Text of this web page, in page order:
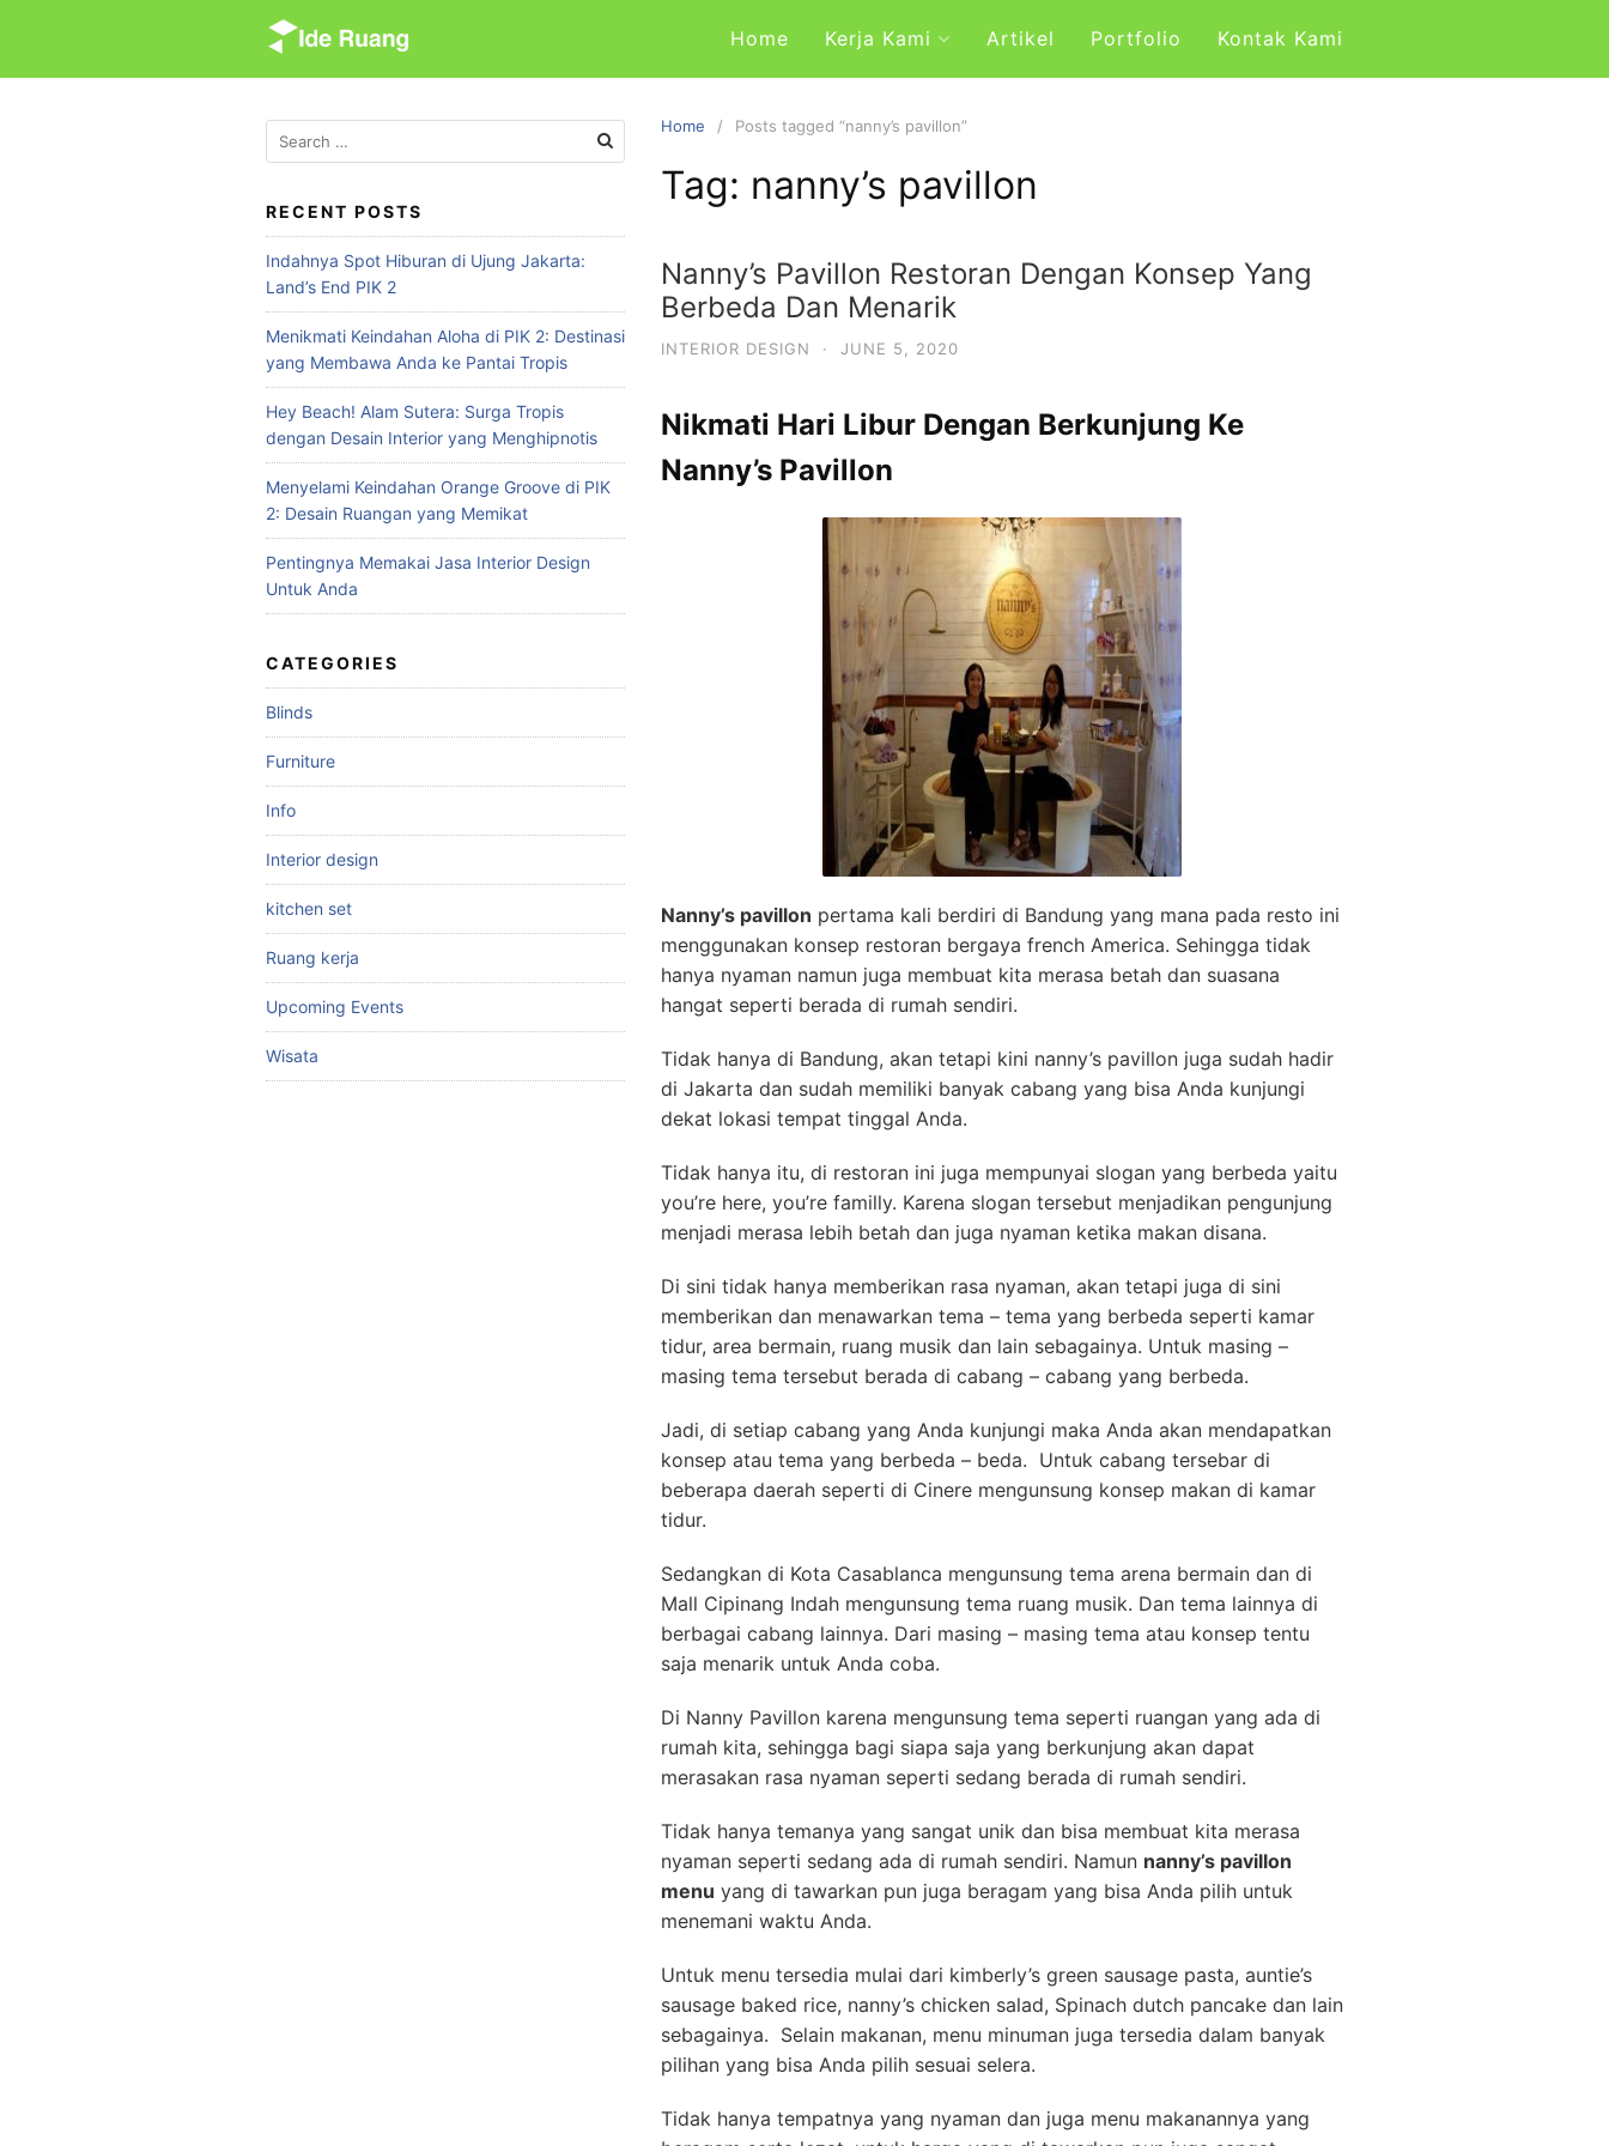
i
Home Kerja Kami Artikel Portfolio Kontak Kami
Home Posts tagged “nanny’s pavillon”
Tag: nanny’s pavillon
Nanny’s Pavillon Restoran Dengan Konsep Yang
Berbeda Dan Menarik
INTERIOR DESIGN · JUNE 5, 2020
Nikmati Hari Libur Dengan Berkunjung Ke
Nanny’s Pavillon
Nanny’s pavillon pertama kali berdiri di Bandung yang mana pada resto ini
menggunakan konsep restoran bergaya french America. Sehingga tidak
hanya nyaman namun juga membuat kita merasa betah dan suasana
hangat seperti berada di rumah sendiri.
Tidak hanya di Bandung, akan tetapi kini nanny’s pavillon juga sudah hadir
di Jakarta dan sudah memiliki banyak cabang yang bisa Anda kunjungi
dekat lokasi tempat tinggal Anda.
Tidak hanya itu, di restoran ini juga mempunyai slogan yang berbeda yaitu
you’re here, you’re familly. Karena slogan tersebut menjadikan pengunjung
menjadi merasa lebih betah dan juga nyaman ketika makan disana.
Di sini tidak hanya memberikan rasa nyaman, akan tetapi juga di sini
memberikan dan menawarkan tema – tema yang berbeda seperti kamar
tidur, area bermain, ruang musik dan lain sebagainya. Untuk masing –
masing tema tersebut berada di cabang – cabang yang berbeda.
Jadi, di setiap cabang yang Anda kunjungi maka Anda akan mendapatkan
konsep atau tema yang berbeda – beda. Untuk cabang tersebar di
beberapa daerah seperti di Cinere mengunsung konsep makan di kamar
tidur.
Sedangkan di Kota Casablanca mengunsung tema arena bermain dan di
Mall Cipinang Indah mengunsung tema ruang musik. Dan tema lainnya di
berbagai cabang lainnya. Dari masing – masing tema atau konsep tentu
saja menarik untuk Anda coba.
Di Nanny Pavillon karena mengunsung tema seperti ruangan yang ada di
rumah kita, sehingga bagi siapa saja yang berkunjung akan dapat
merasakan rasa nyaman seperti sedang berada di rumah sendiri.
Tidak hanya temanya yang sangat unik dan bisa membuat kita merasa
nyaman seperti sedang ada di rumah sendiri. Namun nanny’s pavillon
menu yang di tawarkan pun juga beragam yang bisa Anda pilih untuk
menemani waktu Anda.
Untuk menu tersedia mulai dari kimberly’s green sausage pasta, auntie’s
sausage baked rice, nanny’s chicken salad, Spinach dutch pancake dan lain
sebagainya. Selain makanan, menu minuman juga tersedia dalam banyak
pilihan yang bisa Anda pilih sesuai selera.
Tidak hanya tempatnya yang nyaman dan juga menu makanannya yang
e
r
c
h
f
o
r
:
RECENT POSTS
Indahnya Spot Hiburan di Ujung Jakarta:
Land’s End PIK 2
Menikmati Keindahan Aloha di PIK 2: Destinasi
yang Membawa Anda ke Pantai Tropis
Hey Beach! Alam Sutera: Surga Tropis
dengan Desain Interior yang Menghipnotis
Menyelami Keindahan Orange Groove di PIK
2: Desain Ruangan yang Memikat
Pentingnya Memakai Jasa Interior Design
Untuk Anda
CATEGORIES
Blinds
Furniture
Info
Interior design
kitchen set
Ruang kerja
Upcoming Events
Wisata